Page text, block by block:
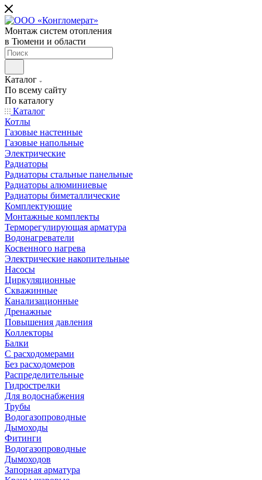
Монтаж систем отопления
в Тюмени и области
Каталог
По всему сайту
По каталогу
Каталог
Котлы
Газовые настенные
Газовые напольные
Электрические
Радиаторы
Радиаторы стальные панельные
Радиаторы алюминиевые
Радиаторы биметаллические
Комплектующие
Монтажные комплекты
Терморегулирующая арматура
Водонагреватели
Косвенного нагрева
Электрические накопительные
Насосы
Циркуляционные
Скважинные
Канализационные
Дренажные
Повышения давления
Коллекторы
Балки
С расходомерами
Без расходомеров
Распределительные
Гидрострелки
Для водоснабжения
Трубы
Водогазопроводные
Дымоходы
Фитинги
Водогазопроводные
Дымоходов
Запорная арматура